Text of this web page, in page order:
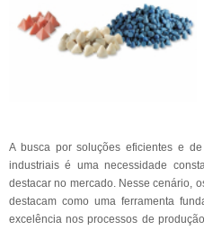
A busca por soluções eficientes e
industriais é uma necessidade
destacar no mercado. Nesse cenário,
destacam como uma ferramenta
excelência nos processos de